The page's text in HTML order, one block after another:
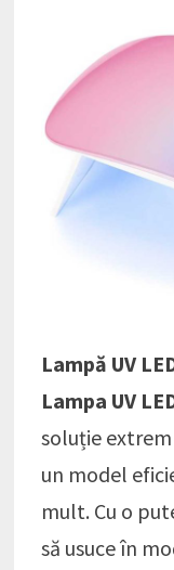
Lampă UV
Lampa UV
soluție
un model
mult. Cu o
să usuce în